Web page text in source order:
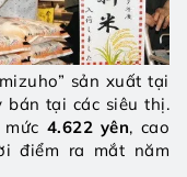
sản xuất tại
tại các siêu thị.
4.622 yên, cao
điểm ra mắt năm